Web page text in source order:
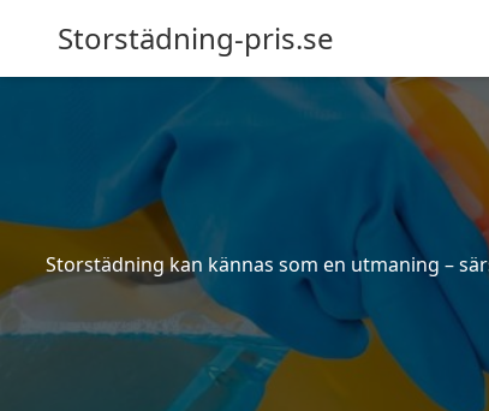
Storstädning-pris.se
Storstädning kan kännas som en utmaning –